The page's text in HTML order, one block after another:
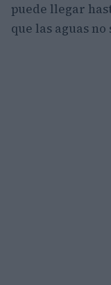
puede llegar
que las aguas